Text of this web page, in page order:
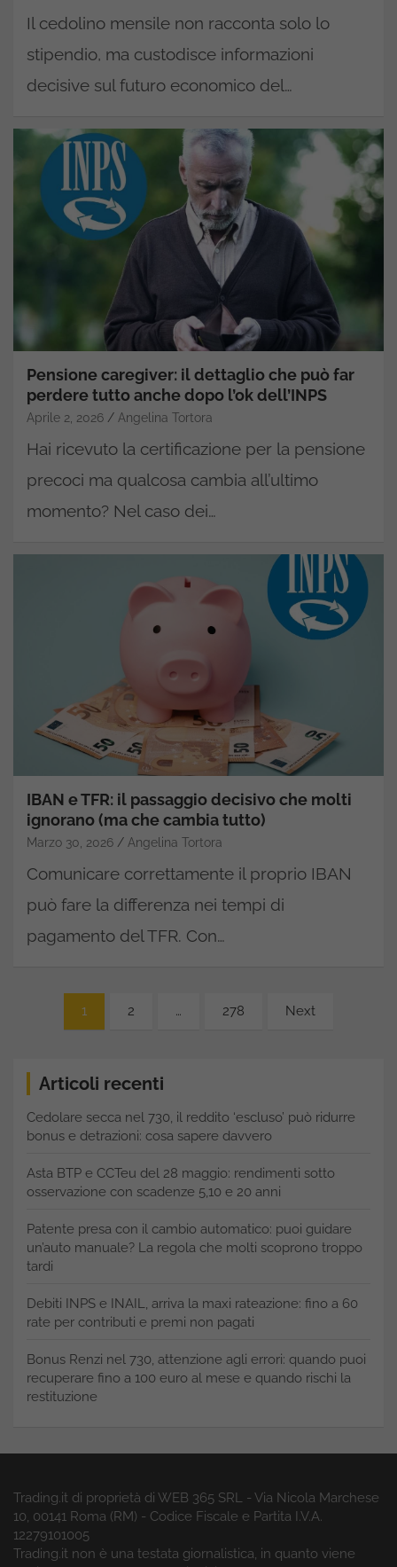
Il cedolino mensile non racconta solo lo
stipendio, ma custodisce informazioni
decisive sul futuro economico del…
Pensione caregiver: il dettaglio che può far
perdere tutto anche dopo l’ok dell’INPS
Aprile 2, 2026 Angelina Tortora
Hai ricevuto la certificazione per la pensione
precoci ma qualcosa cambia all’ultimo
momento? Nel caso dei…
IBAN e TFR: il passaggio decisivo che molti
ignorano (ma che cambia tutto)
Marzo 30, 2026 Angelina Tortora
Comunicare correttamente il proprio IBAN
può fare la differenza nei tempi di
pagamento del TFR. Con…
Paginazione
degli
1 2 … 278 Next
Articoli recenti
Cedolare secca nel 730, il reddito ‘escluso’ può ridurre
bonus e detrazioni: cosa sapere davvero
Asta BTP e CCTeu del 28 maggio: rendimenti sotto
osservazione con scadenze 5,10 e 20 anni
Patente presa con il cambio automatico: puoi guidare
un’auto manuale? La regola che molti scoprono troppo
tardi
Debiti INPS e INAIL, arriva la maxi rateazione: fino a 60
rate per contributi e premi non pagati
Bonus Renzi nel 730, attenzione agli errori: quando puoi
recuperare fino a 100 euro al mese e quando rischi la
restituzione
Trading.it di proprietà di WEB 365 SRL - Via Nicola Marchese
10, 00141 Roma (RM) - Codice Fiscale e Partita I.V.A.
12279101005
Trading.it non è una testata giornalistica, in quanto viene